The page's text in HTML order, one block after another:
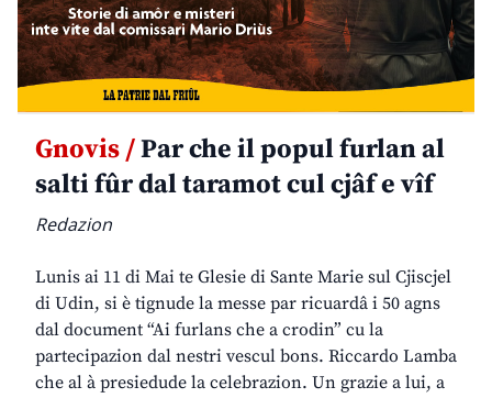
Gnovis /Par che il popul furlan al
salti fûr dal taramot cul cjâf e vîf
Redazion
Lunis ai 11 di Mai te Glesie di Sante Marie sul Cjiscjel
di Udin, si è tignude la messe par ricuardâ i 50 agns
dal document “Ai furlans che a crodin” cu la
partecipazion dal nestri vescul bons. Riccardo Lamba
che al à presiedude la celebrazion. Un grazie a lui, a